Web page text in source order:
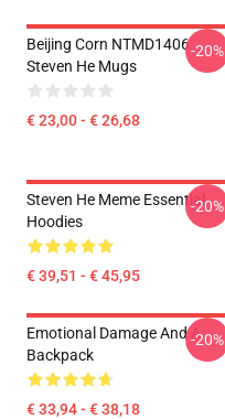
Beijing Corn NTMD1406
Steven He Mugs
€ 23,00 - € 26,68
-20%
Steven He Meme Essential
Hoodies
€ 39,51 - € 45,95
-20%
Emotional Damage And A
Backpack
€ 33,94 - € 38,18
-20%